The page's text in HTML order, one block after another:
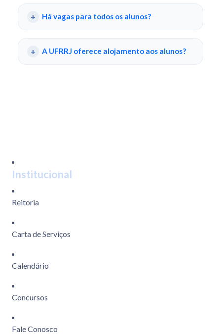
Há vagas para todos os alunos?
A UFRRJ oferece alojamento aos alunos?
Institucional
Reitoria
Carta de Serviços
Calendário
Concursos
Fale Conosco